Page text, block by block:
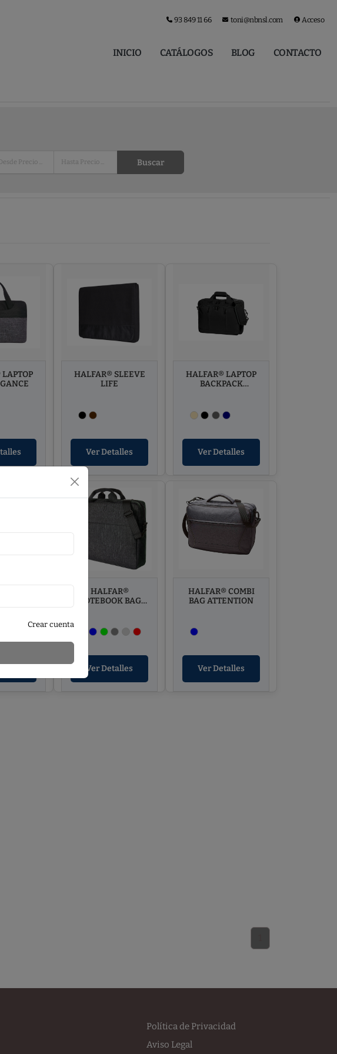
93 849 11 66 toni@nbnsl.com Acceso
INICIO CATÁLOGOS BLOG CONTACTO
Crear cuenta
Buscar
HALFAR® SLEEVE
LIFE
Ver Detalles
HALFAR® LAPTOP
BACKPACK
Ver Detalles
HALFAR®
NOTEBOOK BAG
Ver Detalles
HALFAR® COMBI
BAG ATTENTION
Ver Detalles
Política de Privacidad
Aviso Legal